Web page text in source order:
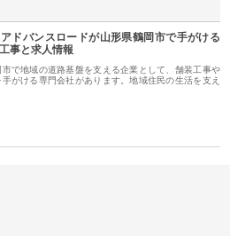
ドバンスロードが山形県鶴岡市で手がける
事と求人情報
市で地域の道路基盤を支える企業として、舗装工事や
手がける専門会社があります。地域住民の生活を支え